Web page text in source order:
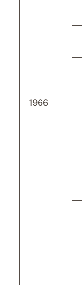
1966